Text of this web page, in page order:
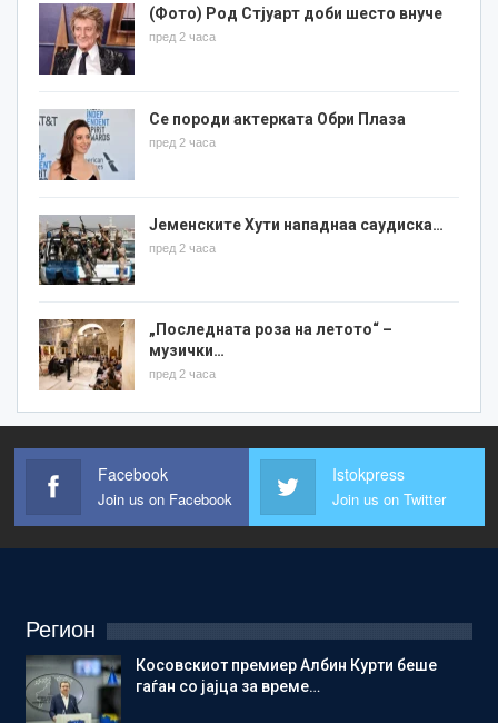
(Фото) Род Стјуарт доби шесто внуче
пред 2 часа
Се породи актерката Обри Плаза
пред 2 часа
Јеменските Хути нападнаа саудиска…
пред 2 часа
„Последната роза на летото“ –
музички…
пред 2 часа
Facebook
Join us on Facebook
Istokpress
Join us on Twitter
Регион
Косовскиот премиер Албин Курти беше
гаѓан со јајца за време…